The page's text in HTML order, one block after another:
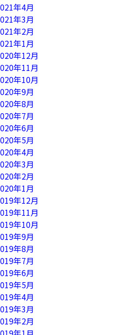
年4月
年3月
年2月
年1月
年12月
年11月
年10月
年9月
年8月
年7月
年6月
年5月
年4月
年3月
年2月
年1月
年12月
年11月
年10月
年9月
年8月
年7月
年6月
年5月
年4月
年3月
年2月